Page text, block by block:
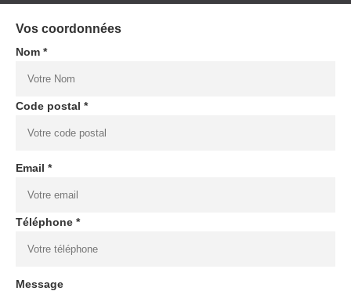
Vos coordonnées
Nom *
Code postal *
Email *
Téléphone *
Message